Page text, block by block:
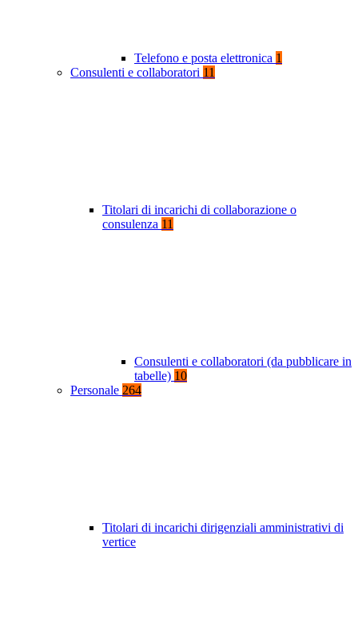
Telefono e posta elettronica 1
Consulenti e collaboratori 11
Titolari di incarichi di collaborazione o
consulenza 11
Consulenti e collaboratori (da pubblicare in
tabelle) 10
Personale 264
Titolari di incarichi dirigenziali amministrativi di
vertice